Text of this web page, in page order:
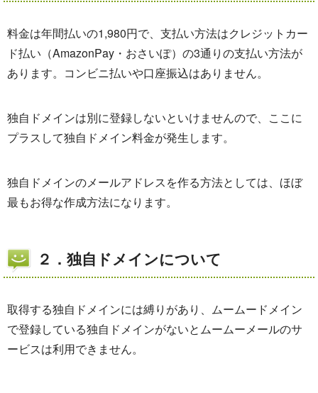
料金は年間払いの1,980円で、支払い方法はクレジットカー
ド払い（AmazonPay・おさいぽ）の3通りの支払い方法が
あります。コンビニ払いや口座振込はありません。
独自ドメインは別に登録しないといけませんので、ここに
プラスして独自ドメイン料金が発生します。
独自ドメインのメールアドレスを作る方法としては、ほぼ
最もお得な作成方法になります。
２．独自ドメインについて
取得する独自ドメインには縛りがあり、ムームードメイン
で登録している独自ドメインがないとムームーメールのサ
ービスは利用できません。